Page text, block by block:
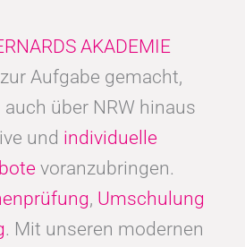
AKADEMIE
Aufgabe gemacht,
über NRW hinaus
und individuelle
voranzubringen.
, Umschulung
. Mit unseren modernen